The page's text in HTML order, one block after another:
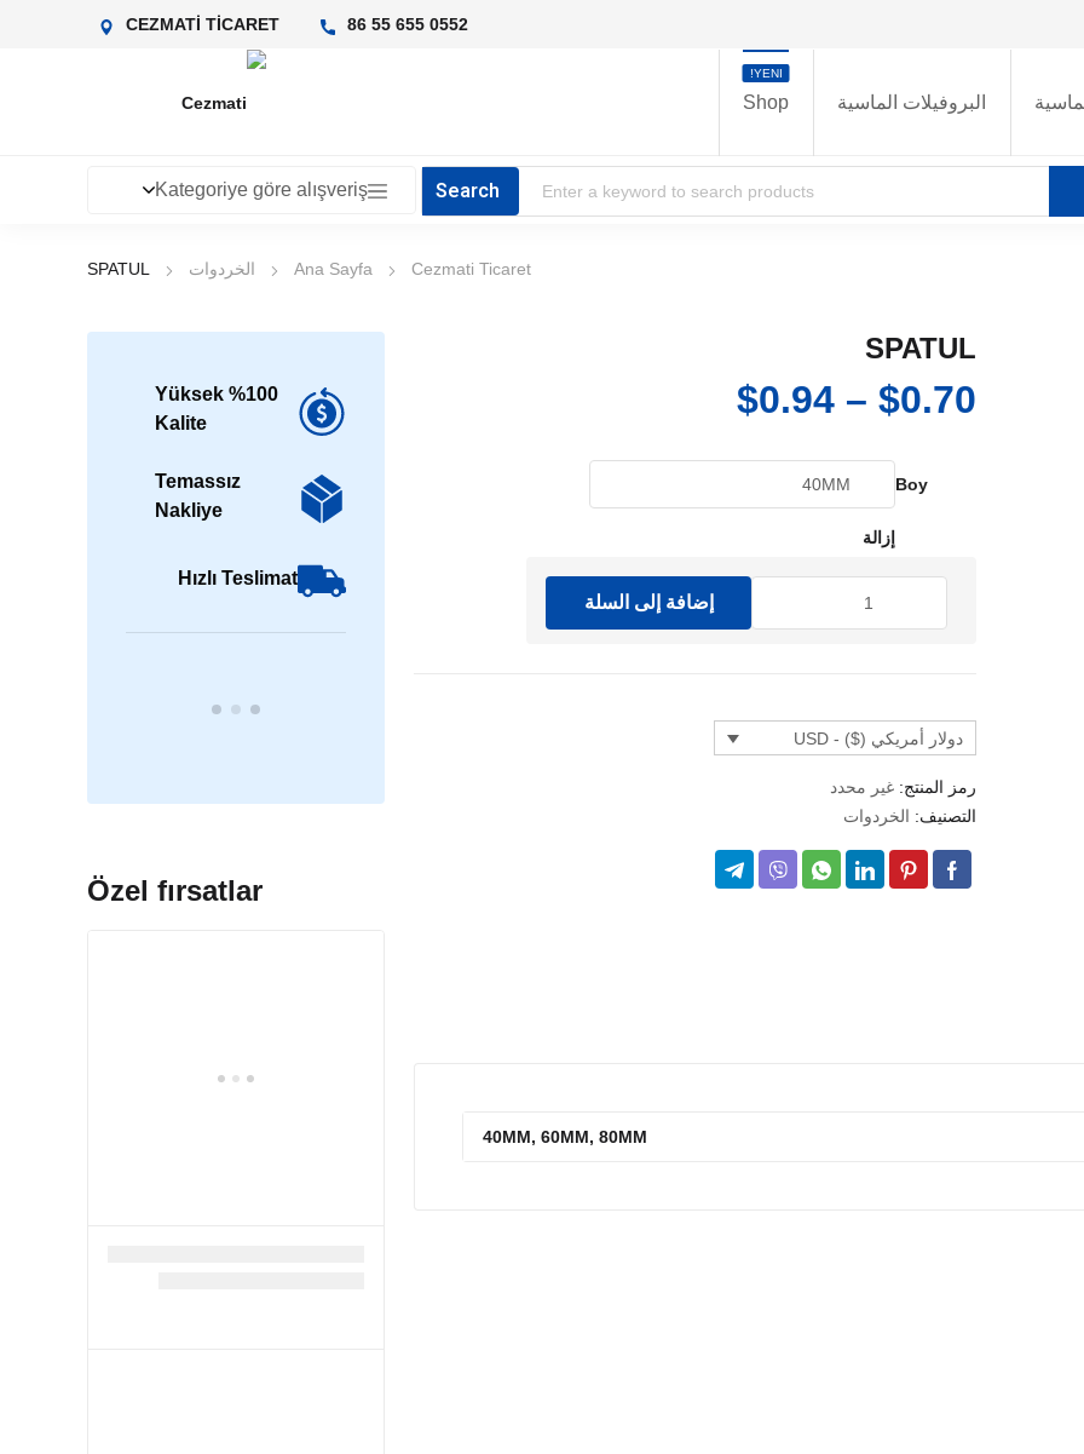
CEZMATİ TİCARET 0552 655 55 86
Shop
YENI!
البروفيلات الماسية
Kategoriye göre alışveriş
Ana Sayfa Cezmati Ticaret الخردوات SPATUL
SPATUL
$0.70
–
$0.94 نطاق
من
Boy
إزالة
إضافة إلى السلة
دولار أمريكي ($) - USD
رمز المنتج: غير محدد
التصنيف: الخردوات
40MM, 60MM, 80MM
%100 Yüksek
Kalite
Temassız
Nakliye
Hızlı Teslimat
Özel fırsatlar